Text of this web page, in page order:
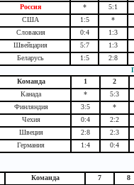
Россия * 5:1
США 1:5 *
Словакия 0:4 1:3
Швейцария 5:7 1:3
Беларусь 1:5 2:8
Команда 1 2
Канада * 5:3
Финляндия 3:5 *
Чехия 0:4 2:2
Швеция 2:8 2:3
Германия 1:4 0:4
Команда 7 8